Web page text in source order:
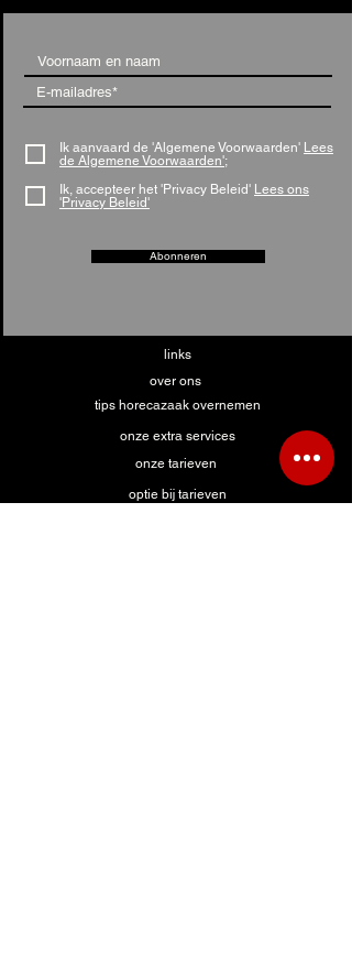
Ik aanvaard de 'Algemene Voorwaarden' Lees
de Algemene Voorwaarden';
Ik, accepteer het 'Privacy Beleid' Lees ons
'Privacy Beleid'
Abonneren
links
over ons
tips horecazaak overnemen
onze extra services
onze tarieven
optie bij tarieven